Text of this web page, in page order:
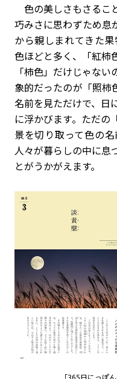
色の美しさもさるこ
巧みさに思わずため息
から親しまれてきた
色ほどと多く、「紅柿
「柿色」だけじゃな
象的だったのが「照柿
名前を見ただけで、日
に浮かびます。ただの
景を切り取って色の
人々が暮らしの中に息
とがうかがえます。